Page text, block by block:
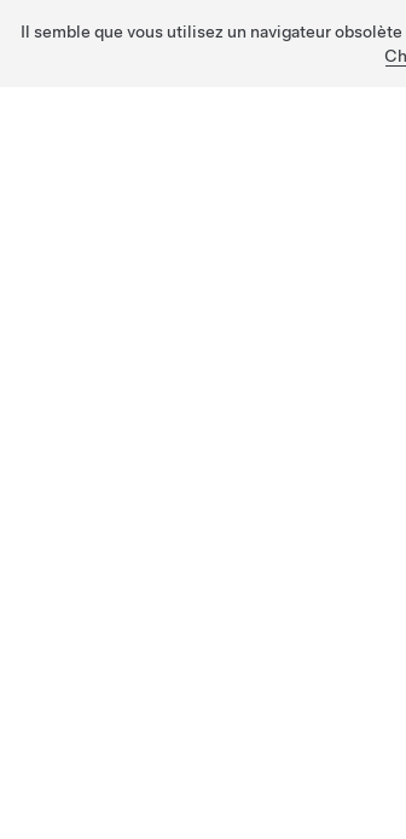
Il semble que vous utilisez un navigateur